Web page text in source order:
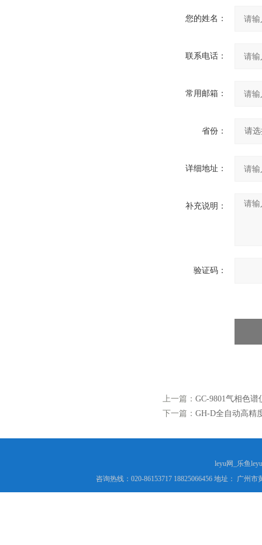
您的姓名：
联系电话：
常用邮箱：
省份：
详细地址：
补充说明：
验证码：
上一篇： GC-9801气相色谱
下一篇： GH-D全自动高精
leyu网_乐鱼
咨询热线：020-86153717 18825066456 地址： 广州